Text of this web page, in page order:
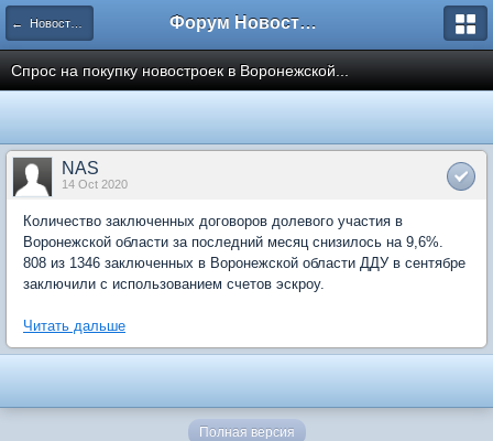
← Новости рынка недвижимости Форум Новостройки
Спрос на покупку новостроек в Воронежской...
NAS
14 Oct 2020
Количество заключенных договоров долевого участия в
Воронежской области за последний месяц снизилось на 9,6%.
808 из 1346 заключенных в Воронежской области ДДУ в сентябре
заключили с использованием счетов эскроу.
Читать дальше
Полная версия